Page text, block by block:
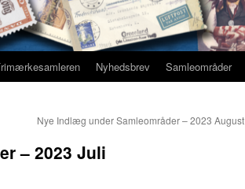
Nyhedsbrev Samleområder
Nye Indlæg under Samleområder – 2023 August
– 2023 Juli